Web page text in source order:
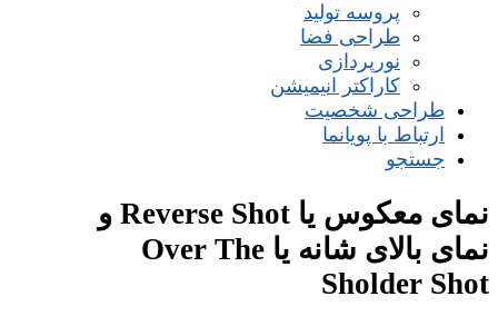
پروسه تولید
طراحی فضا
نورپردازی
کاراکتر انیمیشن
طراحی شخصیت
ارتباط با پویانما
جستجو
نمای معکوس یا Reverse Shot و
نمای بالای شانه یا Over The
Sholder Shot